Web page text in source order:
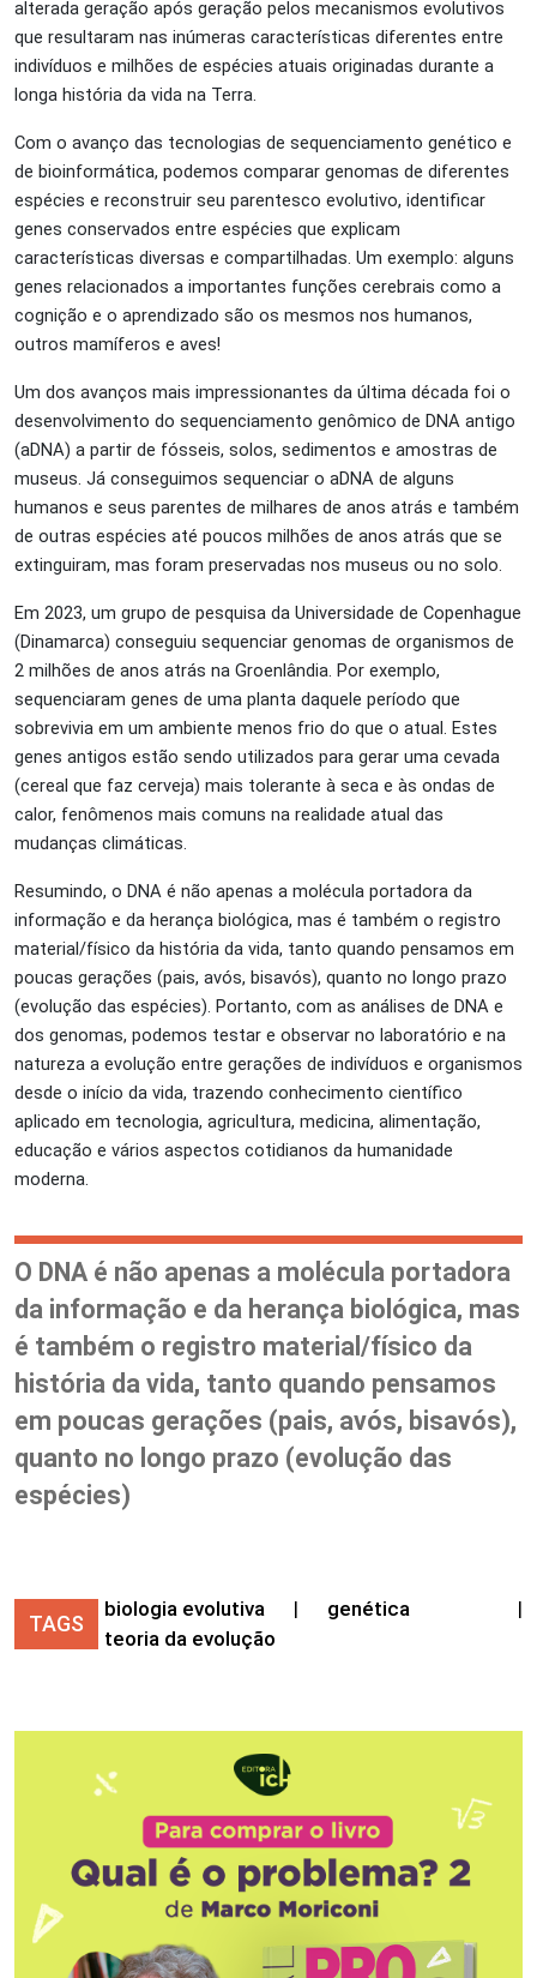
alterada geração após geração pelos mecanismos evolutivos
que resultaram nas inúmeras características diferentes entre
indivíduos e milhões de espécies atuais originadas durante a
longa história da vida na Terra.
Com o avanço das tecnologias de sequenciamento genético e
de bioinformática, podemos comparar genomas de diferentes
espécies e reconstruir seu parentesco evolutivo, identificar
genes conservados entre espécies que explicam
características diversas e compartilhadas. Um exemplo: alguns
genes relacionados a importantes funções cerebrais como a
cognição e o aprendizado são os mesmos nos humanos,
outros mamíferos e aves!
Um dos avanços mais impressionantes da última década foi o
desenvolvimento do sequenciamento genômico de DNA antigo
(aDNA) a partir de fósseis, solos, sedimentos e amostras de
museus. Já conseguimos sequenciar o aDNA de alguns
humanos e seus parentes de milhares de anos atrás e também
de outras espécies até poucos milhões de anos atrás que se
extinguiram, mas foram preservadas nos museus ou no solo.
Em 2023, um grupo de pesquisa da Universidade de Copenhague
(Dinamarca) conseguiu sequenciar genomas de organismos de
2 milhões de anos atrás na Groenlândia. Por exemplo,
sequenciaram genes de uma planta daquele período que
sobrevivia em um ambiente menos frio do que o atual. Estes
genes antigos estão sendo utilizados para gerar uma cevada
(cereal que faz cerveja) mais tolerante à seca e às ondas de
calor, fenômenos mais comuns na realidade atual das
mudanças climáticas.
Resumindo, o DNA é não apenas a molécula portadora da
informação e da herança biológica, mas é também o registro
material/físico da história da vida, tanto quando pensamos em
poucas gerações (pais, avós, bisavós), quanto no longo prazo
(evolução das espécies). Portanto, com as análises de DNA e
dos genomas, podemos testar e observar no laboratório e na
natureza a evolução entre gerações de indivíduos e organismos
desde o início da vida, trazendo conhecimento científico
aplicado em tecnologia, agricultura, medicina, alimentação,
educação e vários aspectos cotidianos da humanidade
moderna.
O DNA é não apenas a molécula portadora
da informação e da herança biológica, mas
é também o registro material/físico da
história da vida, tanto quando pensamos
em poucas gerações (pais, avós, bisavós),
quanto no longo prazo (evolução das
espécies)
TAGS
biologia evolutiva | genética
|
teoria da evolução